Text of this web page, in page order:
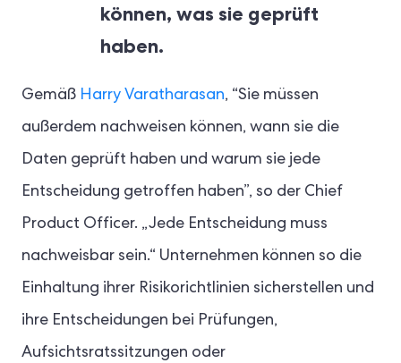
können, was sie geprüft
haben.
Gemäß Harry Varatharasan, “Sie müssen
außerdem nachweisen können, wann sie die
Daten geprüft haben und warum sie jede
Entscheidung getroffen haben”, so der Chief
Product Officer. „Jede Entscheidung muss
nachweisbar sein.“ Unternehmen können so die
Einhaltung ihrer Risikorichtlinien sicherstellen und
ihre Entscheidungen bei Prüfungen,
Aufsichtsratssitzungen oder